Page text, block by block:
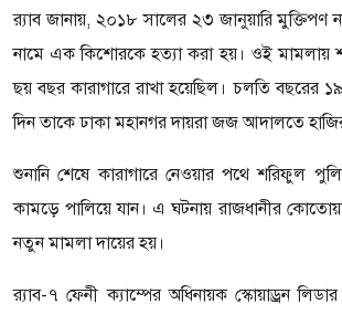
র‌্যাব জানায়, ২০১৮ সালের ২৩ জানুয়ারি মুক্তিপণ
নামে এক কিশোরকে হত্যা করা হয়। ওই মামলায়
ছয় বছর কারাগারে রাখা হয়েছিল। চলতি বছরের
দিন তাকে ঢাকা মহানগর দায়রা জজ আদালতে
শুনানি শেষে কারাগারে নেওয়ার পথে শরিফুল
কামড়ে পালিয়ে যান। এ ঘটনায় রাজধানীর
নতুন মামলা দায়ের হয়।
র‌্যাব-৭ ফেনী ক্যাম্পের অধিনায়ক স্কোয়াড্রন